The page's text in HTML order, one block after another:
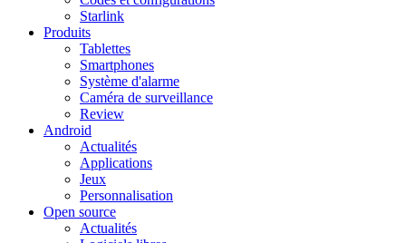
Starlink
Produits
Tablettes
Smartphones
Système d'alarme
Caméra de surveillance
Review
Android
Actualités
Applications
Jeux
Personnalisation
Open source
Actualités